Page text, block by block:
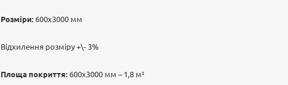
Розміри: 600х3000 мм
Відхилення розміру +\- 3%
Площа покриття: 600х3000 мм – 1,8 м²